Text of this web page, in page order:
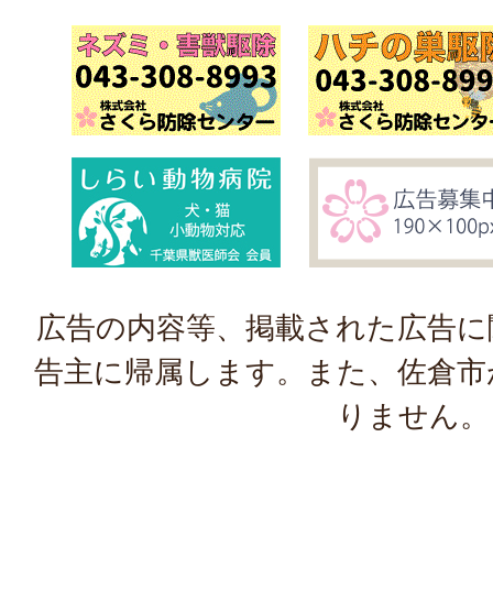
広告の内容等、掲載された広告
告主に帰属します。また、佐倉
りません。